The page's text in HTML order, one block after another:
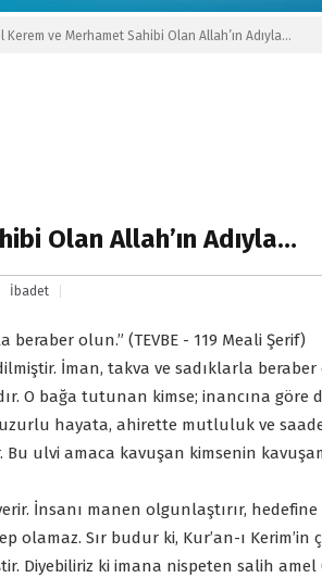
Kerem ve Merhamet Sahibi Olan Allah’ın Adıyla…
Olan Allah’ın Adıyla…
İbadet
olun.” (TEVBE - 119 Meali Şerif)
İman, takva ve sadıklarla
O bağa tutunan kimse; inancına göre
hayata, ahirette mutluluk ve
Bu ulvi amaca kavuşan kimsenin
İnsanı manen olgunlaştırır, hedefine
olamaz. Sır budur ki, Kur’an-ı Kerim’in
Diyebiliriz ki imana nispeten salih amel